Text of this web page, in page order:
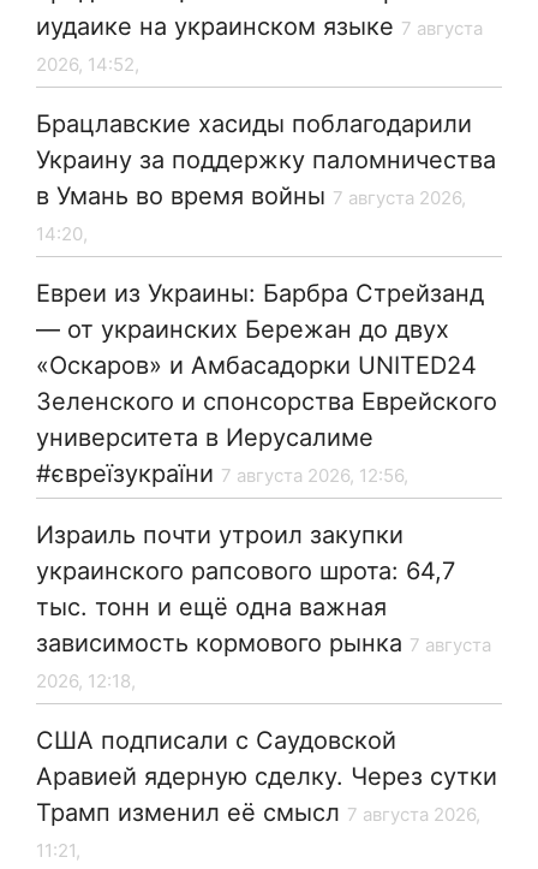
иудаике на украинском языке 7 августа
2026, 14:52,
Брацлавские хасиды поблагодарили
Украину за поддержку паломничества
в Умань во время войны 7 августа 2026,
14:20,
Евреи из Украины: Барбра Стрейзанд
— от украинских Бережан до двух
«Оскаров» и Амбасадорки UNITED24
Зеленского и спонсорства Еврейского
университета в Иерусалиме
#євреїзукраїни 7 августа 2026, 12:56,
Израиль почти утроил закупки
украинского рапсового шрота: 64,7
тыс. тонн и ещё одна важная
зависимость кормового рынка 7 августа
2026, 12:18,
США подписали с Саудовской
Аравией ядерную сделку. Через сутки
Трамп изменил её смысл 7 августа 2026,
11:21,